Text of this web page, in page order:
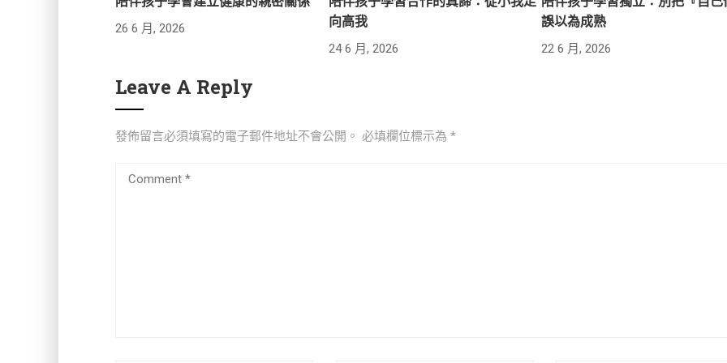
26 6 月, 2026
向高我
24 6 月, 2026
誤以為成熟
22 6 月, 2026
Leave A Reply
發佈留言必須填寫的電子郵件地址不會公開。 必填欄位標示為 *